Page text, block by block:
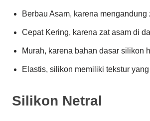
Berbau Asam, karena mengandung
Cepat Kering, karena zat asam di
Murah, karena bahan dasar silikon
Elastis, silikon memiliki tekstur
Silikon Netral